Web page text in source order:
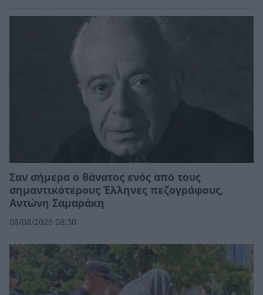
Σαν σήμερα ο θάνατος ενός από τους
σημαντικότερους Έλληνες πεζογράφους,
Αντώνη Σαμαράκη
08/08/2026 08:30